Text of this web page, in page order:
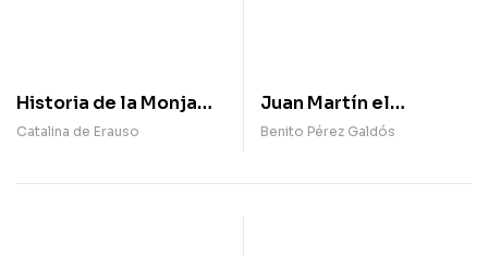
Historia de la Monja
Alférez, escrita por
Catalina de Erauso
Juan Martín el
Empecinado
Benito Pérez Galdós